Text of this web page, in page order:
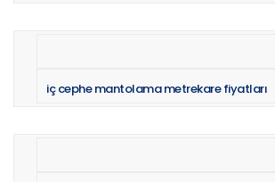
iç cephe mantolama metrekare fiyatları